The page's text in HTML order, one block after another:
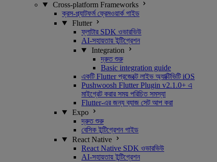
Cross-platform Frameworks
ক্রস-প্ল্যাটফর্ম ফ্রেমওয়ার্ক গাইড
Flutter
ফ্লাটার SDK ওভারভিউ
AI-সহায়তায় ইন্টিগ্রেশন
Integration
দ্রুত শুরু
Basic integration guide
একটি Flutter প্রজেক্টে লাইভ অ্যাক্টিভিটি iOS
Pushwoosh Flutter Plugin v2.1.0+ এ
মাইগ্রেট করার সময় পরিচিত সমস্যা
Flutter-এর জন্য ব্যাজ সেট আপ করা
Expo
দ্রুত শুরু
বেসিক ইন্টিগ্রেশন গাইড
React Native
React Native SDK ওভারভিউ
AI-সহায়তায় ইন্টিগ্রেশন